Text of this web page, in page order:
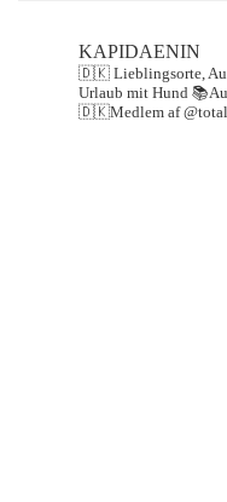
KAPIDAENIN
🇩🇰 Lieblingsorte,
Urlaub mit Hund
🇩🇰Medlem af